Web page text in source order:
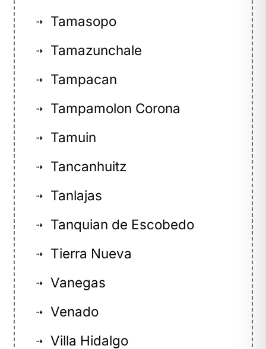
⇢ Tamasopo
⇢ Tamazunchale
⇢ Tampacan
⇢ Tampamolon Corona
⇢ Tamuin
⇢ Tancanhuitz
⇢ Tanlajas
⇢ Tanquian de Escobedo
⇢ Tierra Nueva
⇢ Vanegas
⇢ Venado
⇢ Villa Hidalgo